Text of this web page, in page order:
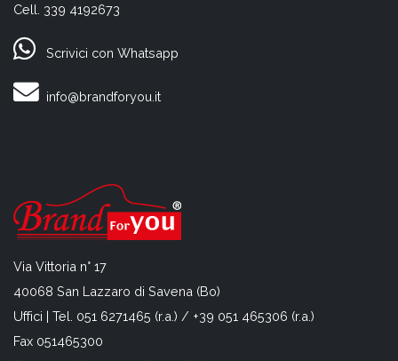
Cell. 339 4192673
Scrivici con Whatsapp
info@brandforyou.it
Via Vittoria n° 17
40068 San Lazzaro di Savena (Bo)
Uffici | Tel. 051 6271465 (r.a.) / +39 051 465306 (r.a.)
Fax 051465300